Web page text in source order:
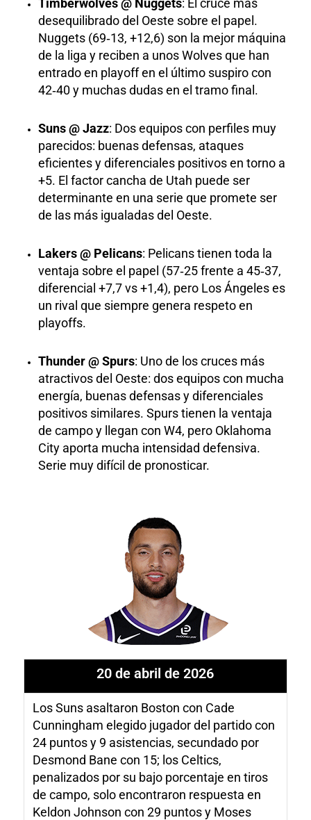
Timberwolves @ Nuggets: El cruce más
desequilibrado del Oeste sobre el papel.
Nuggets (69‑13, +12,6) son la mejor máquina
de la liga y reciben a unos Wolves que han
entrado en playoff en el último suspiro con
42‑40 y muchas dudas en el tramo final.
Suns @ Jazz: Dos equipos con perfiles muy
parecidos: buenas defensas, ataques
eficientes y diferenciales positivos en torno a
+5. El factor cancha de Utah puede ser
determinante en una serie que promete ser
de las más igualadas del Oeste.
Lakers @ Pelicans: Pelicans tienen toda la
ventaja sobre el papel (57‑25 frente a 45‑37,
diferencial +7,7 vs +1,4), pero Los Ángeles es
un rival que siempre genera respeto en
playoffs.
Thunder @ Spurs: Uno de los cruces más
atractivos del Oeste: dos equipos con mucha
energía, buenas defensas y diferenciales
positivos similares. Spurs tienen la ventaja
de campo y llegan con W4, pero Oklahoma
City aporta mucha intensidad defensiva.
Serie muy difícil de pronosticar.
20 de abril de 2026
Los Suns asaltaron Boston con Cade
Cunningham elegido jugador del partido con
24 puntos y 9 asistencias, secundado por
Desmond Bane con 15; los Celtics,
penalizados por su bajo porcentaje en tiros
de campo, solo encontraron respuesta en
Keldon Johnson con 29 puntos y Moses